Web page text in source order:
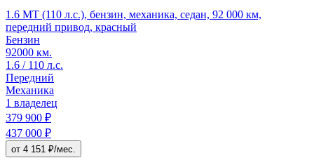
1.6 MT (110 л.с.), бензин, механика, седан, 92 000 км,
передний привод, красный
Бензин
92000 км.
1.6 / 110 л.с.
Передний
Механика
1 владелец
379 900 ₽
437 000 ₽
от 4 151 ₽/мес.